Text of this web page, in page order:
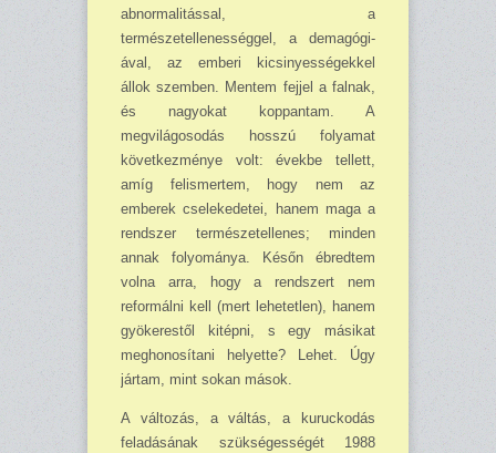
abnormalitással, a
természetellenességgel, a demagógi­
ával, az emberi kicsinyességekkel
állok szemben. Mentem fejjel a fal­nak,
és nagyokat koppantam. A
megvilágosodás hosszú folyamat
következménye volt: évekbe tel­lett,
amíg felismertem, hogy nem az
emberek cselekedetei, hanem maga a
rendszer természetellenes; minden
annak folyo­mánya. Későn ébredtem
volna arra, hogy a rend­szert nem
reformálni kell (mert le­hetetlen), hanem
gyökerestől ki­tépni, s egy másikat
meghonosíta­ni helyette? Lehet. Úgy
jártam, mint sokan mások.
A változás, a váltás, a kuruckodás
feladásának szükségességét 1988